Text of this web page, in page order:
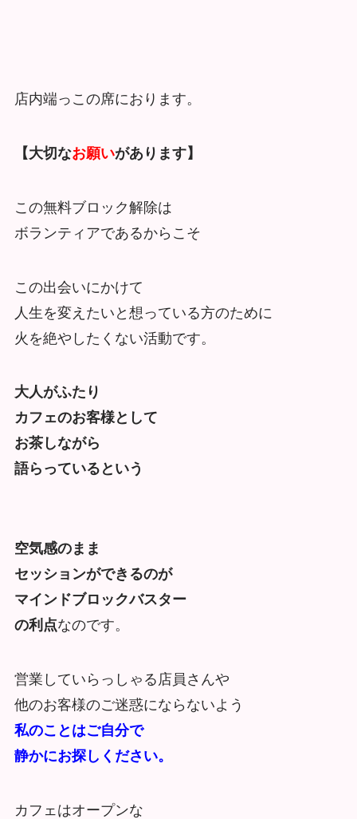
店内端っこの席におります。
【大切なお願いがあります】
この無料ブロック解除は
ボランティアであるからこそ
この出会いにかけて
人生を変えたいと想っている方のために
火を絶やしたくない活動です。
大人がふたり
カフェのお客様として
お茶しながら
語らっているという
空気感のまま
セッションができるのが
マインドブロックバスター
の利点なのです。
営業していらっしゃる店員さんや
他のお客様のご迷惑にならないよう
私のことはご自分で
静かにお探しください。
カフェはオープンな